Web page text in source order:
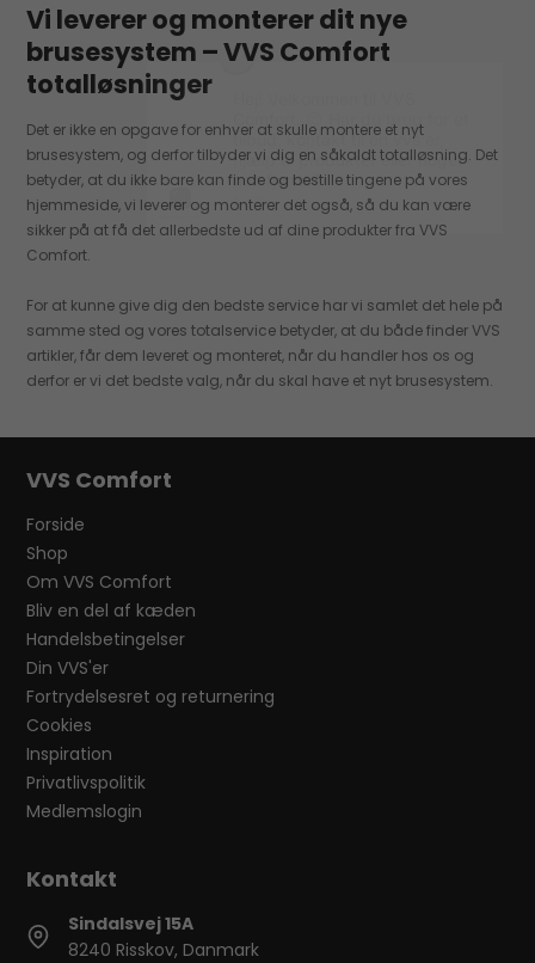
Vi leverer og monterer dit nye
brusesystem – VVS Comfort
totalløsninger
Det er ikke en opgave for enhver at skulle montere et nyt
brusesystem, og derfor tilbyder vi dig en såkaldt totalløsning. Det
betyder, at du ikke bare kan finde og bestille tingene på vores
hjemmeside, vi leverer og monterer det også, så du kan være
sikker på at få det allerbedste ud af dine produkter fra VVS
Comfort.
For at kunne give dig den bedste service har vi samlet det hele på
samme sted og vores totalservice betyder, at du både finder VVS
artikler, får dem leveret og monteret, når du handler hos os og
derfor er vi det bedste valg, når du skal have et nyt brusesystem.
VVS Comfort
Forside
Shop
Om VVS Comfort
Bliv en del af kæden
Handelsbetingelser
Din VVS'er
Fortrydelsesret og returnering
Cookies
Inspiration
Privatlivspolitik
Medlemslogin
Sindalsvej 15A
8240 Risskov, Danmark